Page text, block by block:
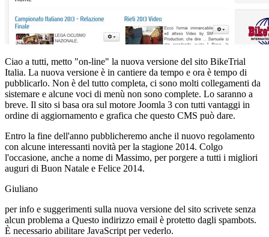
Ciao a tutti, metto "on-line" la nuova versione del sito BikeTrial
Italia. La nuova versione è in cantiere da tempo e ora è tempo di
pubblicarlo. Non è del tutto completa, ci sono molti collegamenti da
sistemare e alcune voci di menù non sono complete. Lo saranno a
breve. Il sito si basa ora sul motore Joomla 3 con tutti vantaggi in
ordine di aggiornamento e grafica che questo CMS può dare.
Entro la fine dell'anno pubblicheremo anche il nuovo regolamento
con alcune interessanti novità per la stagione 2014. Colgo
l'occasione, anche a nome di Massimo, per porgere a tutti i migliori
auguri di Buon Natale e Felice 2014.
Giuliano
per info e suggerimenti sulla nuova versione del sito scrivete senza
alcun problema a Questo indirizzo email è protetto dagli spambots.
È necessario abilitare JavaScript per vederlo.